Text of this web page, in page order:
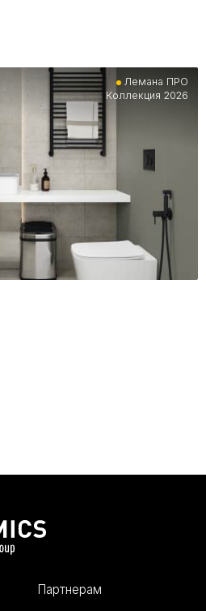
Лемана ПРО
Коллекция 2026
Партнерам